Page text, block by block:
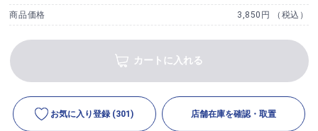
商品価格 3,850円 （税込）
カートに入れる
お気に入り登録 (301) 店舗在庫を確認・取置